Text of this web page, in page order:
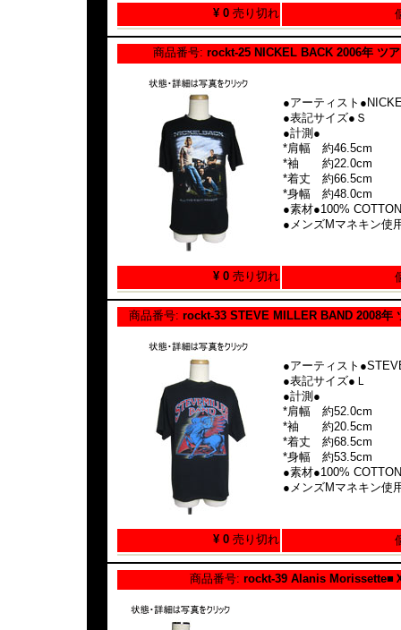
¥ 0 売り切れ
商品番号: rockt-25 NICKEL BACK 2006年 ツ
●アーティスト
●表記サイズ●Ｓ
●計測●
*肩幅 約46.5cm
*袖 約22.0cm
*着丈 約66.5cm
*身幅 約48.0cm
●素材●100% COTTON
●メンズMマネキン使
¥ 0 売り切れ
商品番号: rockt-33 STEVE MILLER BAND 2008年
●アーティスト
●表記サイズ●Ｌ
●計測●
*肩幅 約52.0cm
*袖 約20.5cm
*着丈 約68.5cm
*身幅 約53.5cm
●素材●100% COTTON
●メンズMマネキン使
¥ 0 売り切れ
商品番号: rockt-39 Alanis Morissette■